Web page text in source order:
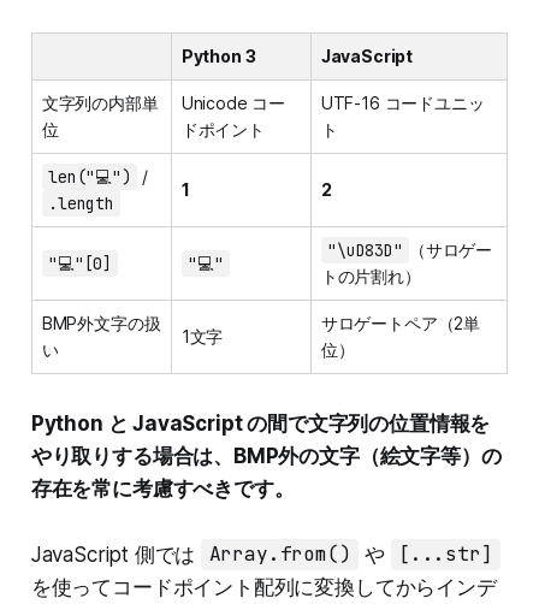
Python 3 JavaScript
文字列の内部単
位
Unicode コー
ドポイント
UTF-16 コードユニッ
ト
len("💻") /
.length
1 2
"💻"[0] "💻"
"\uD83D"
（サロゲー
トの片割れ）
BMP外文字の扱
い
1文字
サロゲートペア（2単
位）
Python と JavaScript の間で文字列の位置情報を
やり取りする場合は、BMP外の文字（絵文字等）の
存在を常に考慮すべきです。
JavaScript 側では Array.from() や [...str]
を使ってコードポイント配列に変換してからインデ